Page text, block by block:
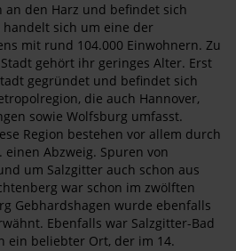
den Harz und befindet sich
handelt sich um eine der
mit rund 104.000 Einwohnern. Zu
gehört ihr geringes Alter. Erst
gegründet und befindet sich
die auch Hannover,
sowie Wolfsburg umfasst.
Region bestehen vor allem durch
Abzweig. Spuren von
um Salzgitter auch schon aus
war schon im zwölften
Gebhardshagen wurde ebenfalls
Ebenfalls war Salzgitter-Bad
ein beliebter Ort, der im 14.